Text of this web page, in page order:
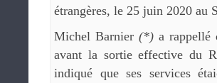
étrangères, le 25 juin 2020 au
Michel Barnier (*) a rappellé
avant la sortie effective du
indiqué que ses services